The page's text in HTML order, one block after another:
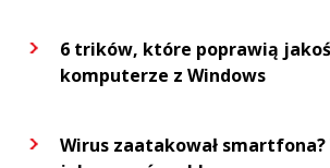
6 trików, które poprawią
komputerze z Windows
Wirus zaatakował